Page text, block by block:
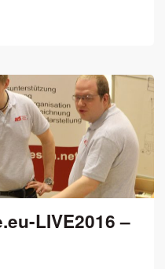
LIVE2016 –